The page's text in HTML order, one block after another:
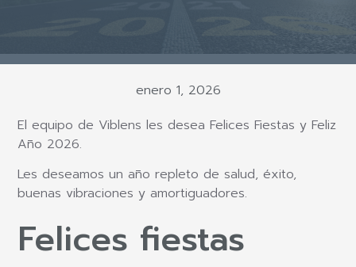
enero 1, 2026
El equipo de Viblens les desea Felices Fiestas y Feliz
Año 2026.
Les deseamos un año repleto de salud, éxito,
buenas vibraciones y amortiguadores.
Felices fiestas